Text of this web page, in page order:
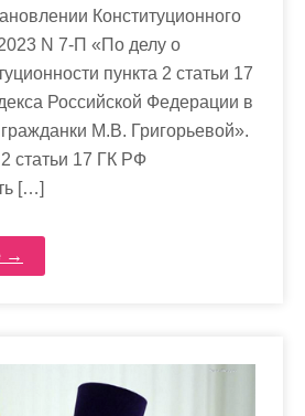
Конституционного
N 7-П «По делу о
пункта 2 статьи 17
Российской Федерации в
М.В. Григорьевой».
статьи 17 ГК РФ
[…]
→